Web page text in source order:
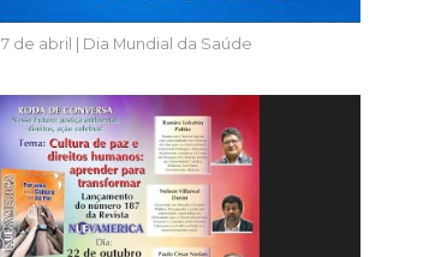
7 de abril | Dia Mundial da Saúde